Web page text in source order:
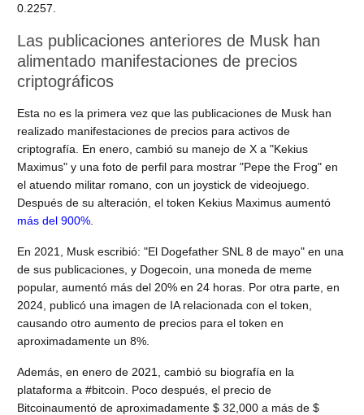
0.2257.
Las publicaciones anteriores de Musk han
alimentado manifestaciones de precios
criptográficos
Esta no es la primera vez que las publicaciones de Musk han
realizado manifestaciones de precios para activos de
criptografía. En enero, cambió su manejo de X a "Kekius
Maximus" y una foto de perfil para mostrar "Pepe the Frog" en
el atuendo militar romano, con un joystick de videojuego.
Después de su alteración, el token Kekius Maximus aumentó
más del 900%
En 2021, Musk escribió: "El Dogefather SNL 8 de mayo" en una
de sus publicaciones, y Dogecoin, una moneda de meme
popular, aumentó más del 20% en 24 horas. Por otra parte, en
2024, publicó una imagen de IA relacionada con el token,
causando otro aumento de precios para el token en
aproximadamente un 8%.
Además, en enero de 2021, cambió su biografía en la
plataforma a #bitcoin. Poco después, el precio de
Bitcoinaumentó de aproximadamente $ 32,000 a más de $